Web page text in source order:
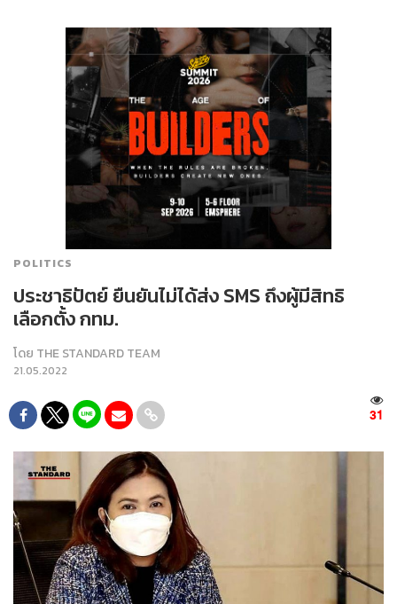
POLITICS
ประชาธิปัตย์ ยืนยันไม่ได้ส่ง SMS ถึงผู้มีสิทธิ
เลือกตั้ง กทม.
โดย THE STANDARD TEAM
21.05.2022
31